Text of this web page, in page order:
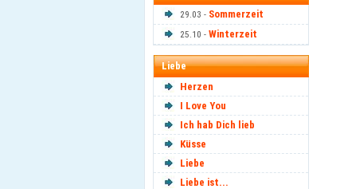
29.03 - Sommerzeit
25.10 - Winterzeit
Liebe
Herzen
I Love You
Ich hab Dich lieb
Küsse
Liebe
Liebe ist...